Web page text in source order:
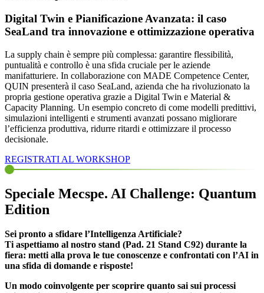
Digital Twin e Pianificazione Avanzata: il caso
SeaLand tra innovazione e ottimizzazione operativa
La supply chain è sempre più complessa: garantire flessibilità,
puntualità e controllo è una sfida cruciale per le aziende
manifatturiere. In collaborazione con MADE Competence Center,
QUIN presenterà il caso SeaLand, azienda che ha rivoluzionato la
propria gestione operativa grazie a Digital Twin e Material &
Capacity Planning. Un esempio concreto di come modelli predittivi,
simulazioni intelligenti e strumenti avanzati possano migliorare
l’efficienza produttiva, ridurre ritardi e ottimizzare il processo
decisionale.
REGISTRATI AL WORKSHOP
Speciale Mecspe. AI Challenge: Quantum
Edition
Sei pronto a sfidare l’Intelligenza Artificiale?
Ti aspettiamo al nostro stand (Pad. 21 Stand C92) durante la
fiera: metti alla prova le tue conoscenze e confrontati con l’AI in
una sfida di domande e risposte!
Un modo coinvolgente per scoprire quanto sai sui processi